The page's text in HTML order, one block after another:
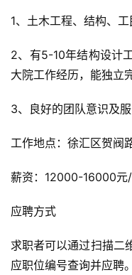
1、土木工程、结构、
2、有5-10年结构设计
大院工作经历，能独立
3、良好的团队意识及服
工作地点：徐汇区贺阀
薪资：12000-16000元/
应聘方式
求职者可以通过扫描二
应职位编号查询并应聘。